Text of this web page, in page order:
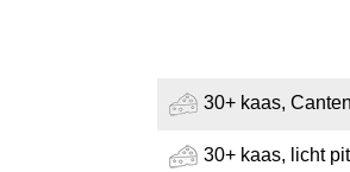
30+ kaas,
30+ kaas, licht